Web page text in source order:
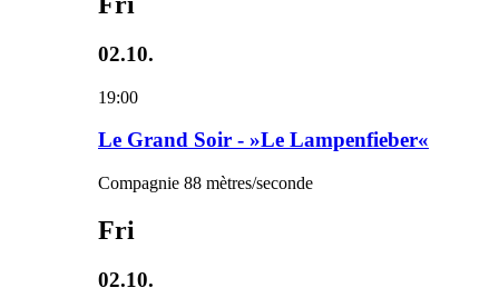
02.10.
19:00
Le Grand Soir - »Le Lampenfieber«
Compagnie 88 mètres/seconde
Fri
02.10.